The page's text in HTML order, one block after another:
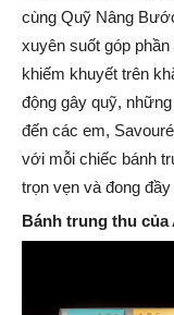
cùng Quỹ Nâng
xuyên suốt góp
khiếm khuyết trên
động gây quỹ,
đến các em,
với mỗi chiếc bánh
trọn vẹn và đong
Bánh trung thu của